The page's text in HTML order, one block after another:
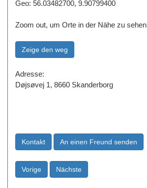
Geo: 56.03482700, 9.90799400
Zoom out, um Orte in der Nähe zu sehen
Adresse:
Døjsøvej 1, 8660 Skanderborg